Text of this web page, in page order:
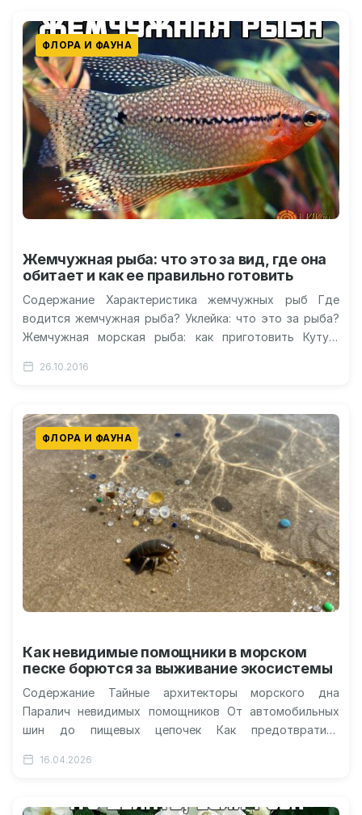
ФЛОРА И ФАУНА
Жемчужная рыба: что это за вид, где она
обитает и как ее правильно готовить
Содержание Характеристика жемчужных рыб Где
водится жемчужная рыба? Уклейка: что это за рыба?
Жемчужная морская рыба: как приготовить Кутум:
рыба…
26.10.2016
ФЛОРА И ФАУНА
Как невидимые помощники в морском
песке борются за выживание экосистемы
Содержание Тайные архитекторы морского дна
Паралич невидимых помощников От автомобильных
шин до пищевых цепочек Как предотвратить
буквально пропитаны невидимой угрозой:…
16.04.2026